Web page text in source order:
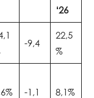
‘26
-9,4
22,5
%
-1,1 8,1%